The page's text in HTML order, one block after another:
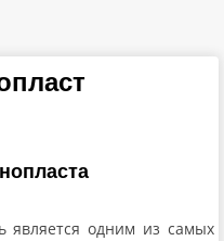
является одним из самых